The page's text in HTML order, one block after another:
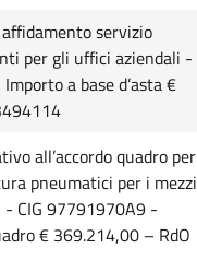
servizio
per gli uffici aziendali -
a base d’asta €
all’accordo quadro per
pneumatici per i mezzi
- CIG 97791970A9 -
€ 369.214,00 – RdO